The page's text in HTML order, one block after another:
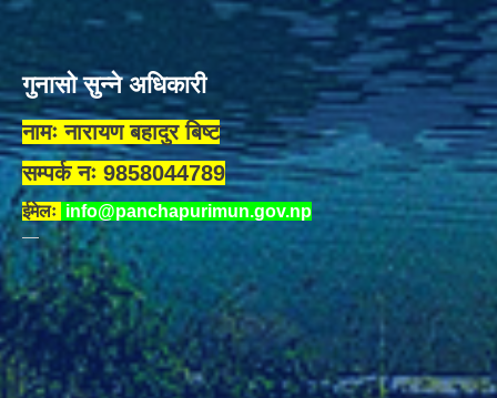
गुनासो सुन्ने अधिकारी
नामः नारायण बहादुर बिष्ट
सम्पर्क नः 9858044789
ईमेलः info@panchapurimun.gov.np